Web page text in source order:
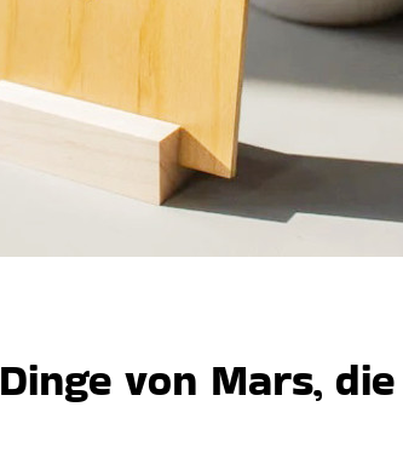
von Mars,